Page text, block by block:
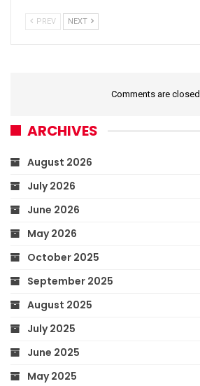
PREV NEXT
Comments are closed.
ARCHIVES
August 2026
July 2026
June 2026
May 2026
October 2025
September 2025
August 2025
July 2025
June 2025
May 2025